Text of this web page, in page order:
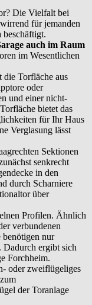
Die Vielfalt bei
für jemanden
beschäftigt.
auch im Raum
im Wesentlichen
die Torfläche aus
oder
und einer nicht-
bietet das
für Ihr Haus
Verglasung lässt
Sektionen
senkrecht
in den
durch Scharniere
über
Profilen. Ähnlich
verbundenen
nur
Dadurch ergibt sich
Forchheim.
oder zweiflügeliges
der Toranlage